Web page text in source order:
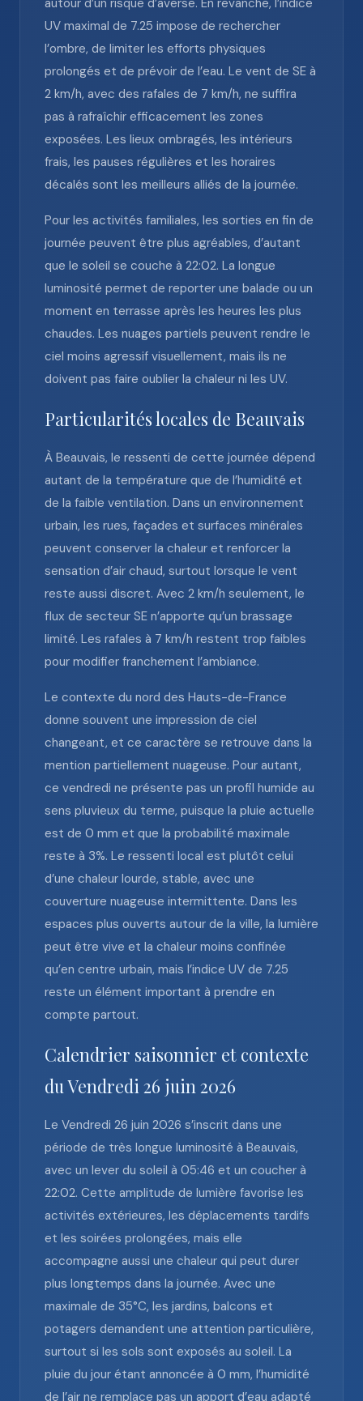
autour d’un risque d’averse. En revanche, l’indice
UV maximal de 7.25 impose de rechercher
l’ombre, de limiter les efforts physiques
prolongés et de prévoir de l’eau. Le vent de SE à
2 km/h, avec des rafales de 7 km/h, ne suffira
pas à rafraîchir efficacement les zones
exposées. Les lieux ombragés, les intérieurs
frais, les pauses régulières et les horaires
décalés sont les meilleurs alliés de la journée.
Pour les activités familiales, les sorties en fin de
journée peuvent être plus agréables, d’autant
que le soleil se couche à 22:02. La longue
luminosité permet de reporter une balade ou un
moment en terrasse après les heures les plus
chaudes. Les nuages partiels peuvent rendre le
ciel moins agressif visuellement, mais ils ne
doivent pas faire oublier la chaleur ni les UV.
Particularités locales de Beauvais
À Beauvais, le ressenti de cette journée dépend
autant de la température que de l’humidité et
de la faible ventilation. Dans un environnement
urbain, les rues, façades et surfaces minérales
peuvent conserver la chaleur et renforcer la
sensation d’air chaud, surtout lorsque le vent
reste aussi discret. Avec 2 km/h seulement, le
flux de secteur SE n’apporte qu’un brassage
limité. Les rafales à 7 km/h restent trop faibles
pour modifier franchement l’ambiance.
Le contexte du nord des Hauts-de-France
donne souvent une impression de ciel
changeant, et ce caractère se retrouve dans la
mention partiellement nuageuse. Pour autant,
ce vendredi ne présente pas un profil humide au
sens pluvieux du terme, puisque la pluie actuelle
est de 0 mm et que la probabilité maximale
reste à 3%. Le ressenti local est plutôt celui
d’une chaleur lourde, stable, avec une
couverture nuageuse intermittente. Dans les
espaces plus ouverts autour de la ville, la lumière
peut être vive et la chaleur moins confinée
qu’en centre urbain, mais l’indice UV de 7.25
reste un élément important à prendre en
compte partout.
Calendrier saisonnier et contexte
du Vendredi 26 juin 2026
Le Vendredi 26 juin 2026 s’inscrit dans une
période de très longue luminosité à Beauvais,
avec un lever du soleil à 05:46 et un coucher à
22:02. Cette amplitude de lumière favorise les
activités extérieures, les déplacements tardifs
et les soirées prolongées, mais elle
accompagne aussi une chaleur qui peut durer
plus longtemps dans la journée. Avec une
maximale de 35°C, les jardins, balcons et
potagers demandent une attention particulière,
surtout si les sols sont exposés au soleil. La
pluie du jour étant annoncée à 0 mm, l’humidité
de l’air ne remplace pas un apport d’eau adapté